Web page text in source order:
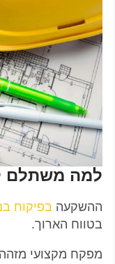
למה משתלם
ההשקעה בפיקוח
בטווח הארוך.
מפקח מקצועי מזהה